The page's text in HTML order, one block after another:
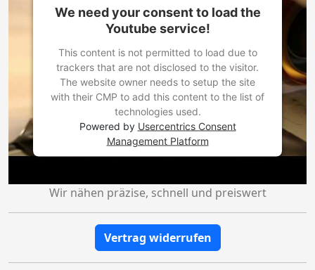
We need your consent to load the
Youtube service!
This content is not permitted to load due to
trackers that are not disclosed to the visitor.
The website owner needs to setup the site
with their CMP to add this content to the list of
technologies used.
Powered by Usercentrics Consent
Management Platform
Wir nähen präzise, schnell und preiswert
Vertrag widerrufen